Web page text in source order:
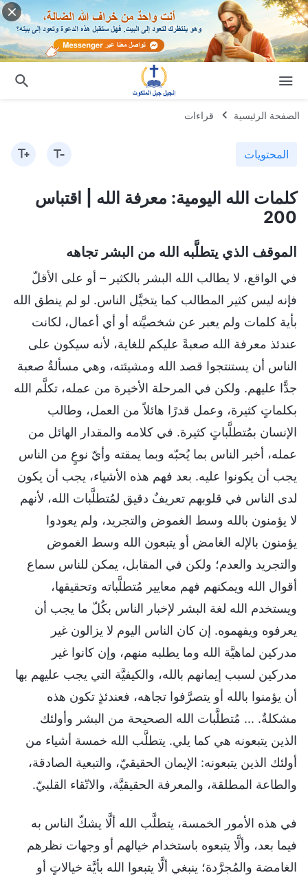
الصفحة الرئيسية قراءات
المحتويات
كلمات الله اليومية: معرفة الله | اقتباس
200
الموقف الذي يتطلَّبه الله من البشر تجاهه
في الواقع، لا يطالب الله البشر بالكثير – أو على الأقلّ
فإنه ليس كثير المطالب كما يتخيَّل الناس. لو لم ينطق الله
بأية كلمات ولم يعبر عن شخصيَّته أو أي أعمال، لكانت
عندئذ معرفة الله صعبةً عليكم للغاية، لأنه سيكون على
الناس أن يستنتجوا قصد الله ومشيئته، وهي مسألةٌ صعبة
جدًّا عليهم. ولكن في المرحلة الأخيرة من عمله، تكلَّم الله
بكلماتٍ كثيرة، وعمل قدرًا هائلاً من العمل، وطالب
الإنسان بمُتطلَّباتٍ كثيرة. في كلامه والمقدار الهائل من
عمله، أخبر الناس بما يُحبّه وبما يمقته وأيّ نوعٍ من الناس
يجب أن يكونوا عليه. بعد فهم هذه الأشياء، يجب أن يكون
لدى الناس في قلوبهم تعريفٌ دقيق لمُتطلَّبات الله، لأنهم
لا يؤمنون بالله وسط الغموض والتجريد، ولم يعودوا
يؤمنون بالإله الغامض أو يتبعون الله وسط الغموض
والتجريد والعدم؛ ولكن في المقابل، يمكن للناس سماع
أقوال الله ويمكنهم فهم معايير مُتطلَّباته وتحقيقها،
ويستخدم الله لغة البشر لإخبار الناس بكُلّ ما يجب أن
يعرفوه ويفهموه. إن كان الناس اليوم لا يزالون غير
مدركين لماهيَّة الله وما يطلبه منهم، وإن كانوا غير
مدركين لسبب إيمانهم بالله، والكيفيَّة التي يجب عليهم بها
أن يؤمنوا بالله أو يتصرَّفوا تجاهه، فعندئذٍ تكون هذه
مشكلةٌ. ... مُتطلَّبات الله الصحيحة من البشر وأولئك
الذين يتبعونه هي كما يلي. يتطلَّب الله خمسة أشياء من
أولئك الذين يتبعونه: الإيمان الحقيقيّ، والتبعية الصادقة،
والطاعة المطلقة، والمعرفة الحقيقيَّة، والاتّقاء القلبيّ.
في هذه الأمور الخمسة، يتطلَّب الله ألَّا يشكّ الناس به
فيما بعد، وألَّا يتبعوه باستخدام خيالهم أو وجهات نظرهم
الغامضة والمُجرَّدة؛ ينبغي ألَّا يتبعوا الله بأيَّة خيالاتٍ أو